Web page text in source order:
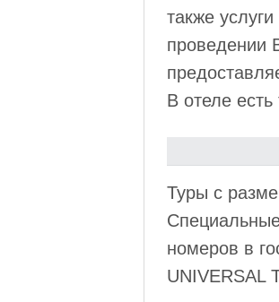
также
проведении
В отеле
Туры с
номеров в
UNIVERSAL